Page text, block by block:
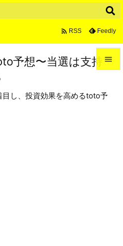
予想〜当選は支持
し、投資効果を高めるtoto予

メニュ
 RSS Feedly